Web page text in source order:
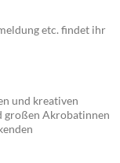
etc. findet ihr
und kreativen
großen Akrobatinnen